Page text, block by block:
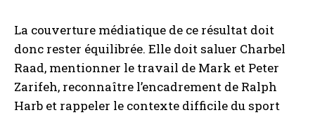
La couverture médiatique de ce résultat doit
donc rester équilibrée. Elle doit saluer Charbel
Raad, mentionner le travail de Mark et Peter
Zarifeh, reconnaître l’encadrement de Ralph
Harb et rappeler le contexte difficile du sport